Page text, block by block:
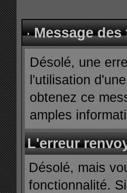
Message des
Désolé, une
l'utilisation
obtenez ce
amples
L'erreur
Désolé, mais
fonctionnalité.